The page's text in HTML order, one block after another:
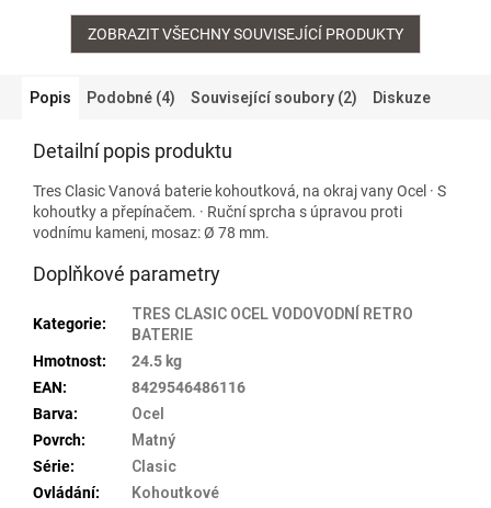
ZOBRAZIT VŠECHNY SOUVISEJÍCÍ PRODUKTY
Popis Podobné (4) Související soubory (2) Diskuze
Detailní popis produktu
Tres Clasic Vanová baterie kohoutková, na okraj vany Ocel · S
kohoutky a přepínačem. · Ruční sprcha s úpravou proti
vodnímu kameni, mosaz: Ø 78 mm.
Doplňkové parametry
Kategorie:
TRES CLASIC OCEL VODOVODNÍ RETRO
BATERIE
Hmotnost:
24.5 kg
EAN:
8429546486116
Barva:
Ocel
Povrch:
Matný
Série:
Clasic
Ovládání:
Kohoutkové